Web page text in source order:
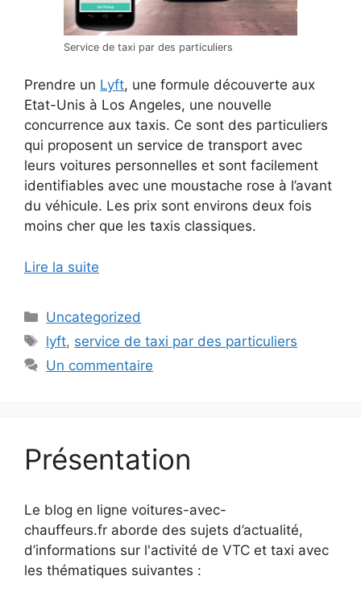
Service de taxi par des particuliers
Prendre un Lyft, une formule découverte aux
Etat-Unis à Los Angeles, une nouvelle
concurrence aux taxis. Ce sont des particuliers
qui proposent un service de transport avec
leurs voitures personnelles et sont facilement
identifiables avec une moustache rose à l’avant
du véhicule. Les prix sont environs deux fois
moins cher que les taxis classiques.
Lire la suite
Catégories
Uncategorized
Étiquettes
lyft, service de taxi par des particuliers
Un commentaire
Présentation
Le blog en ligne voitures-avec-
chauffeurs.fr aborde des sujets d’actualité,
d’informations sur l'activité de VTC et taxi avec
les thématiques suivantes :